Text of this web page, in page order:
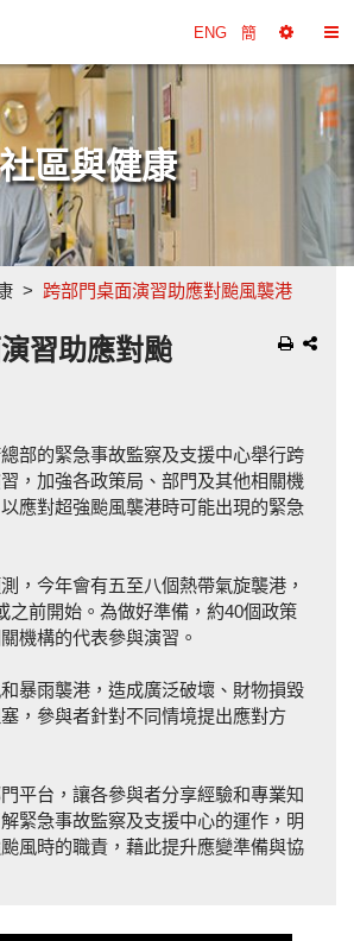
ENG 簡
擇
換
目
錄
社區與健康
跨部門桌面演習助應對颱風襲港
習助應對颱
部的緊急事故監察及支援中心舉行跨
，加強各政策局、部門及其他相關機
應對超強颱風襲港時可能出現的緊急
，今年會有五至八個熱帶氣旋襲港，
之前開始。為做好準備，約40個政策
機構的代表參與演習。
暴雨襲港，造成廣泛破壞、財物損毀
，參與者針對不同情境提出應對方
平台，讓各參與者分享經驗和專業知
緊急事故監察及支援中心的運作，明
風時的職責，藉此提升應變準備與協